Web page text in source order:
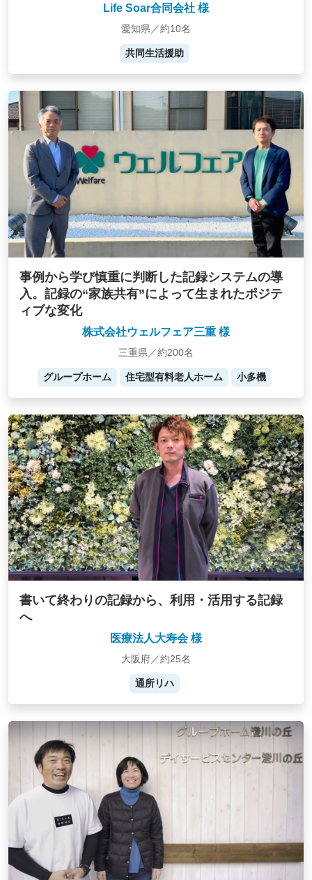
Life Soar合同会社 様
愛知県／約10名
共同生活援助
事例から学び慎重に判断した記録システムの導
入。記録の“家族共有”によって生まれたポジテ
ィブな変化
株式会社ウェルフェア三重 様
三重県／約200名
グループホーム 住宅型有料老人ホーム 小多機
書いて終わりの記録から、利用・活用する記録
へ
医療法人大寿会 様
大阪府／約25名
通所リハ